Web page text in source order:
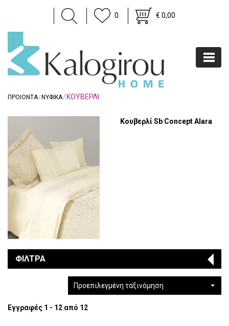
0 € 0,00
ΠΡΟΙΟΝΤΑ ΝΥΦΙΚΑ ΚΟΥΒΕΡΛΙ
Κουβερλί Sb Concept Alara
ΦΙΛΤΡΑ
Προεπιλεγμένη ταξινόμηση
Εγγραφές 1 - 12 από 12